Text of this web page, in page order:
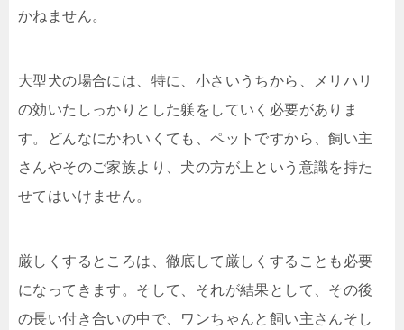
かねません。
大型犬の場合には、特に、小さいうちから、メリハリ
の効いたしっかりとした躾をしていく必要がありま
す。どんなにかわいくても、ペットですから、飼い主
さんやそのご家族より、犬の方が上という意識を持た
せてはいけません。
厳しくするところは、徹底して厳しくすることも必要
になってきます。そして、それが結果として、その後
の長い付き合いの中で、ワンちゃんと飼い主さんそし